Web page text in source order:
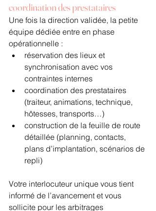
coordination des prestataires
Une fois la direction validée, la petite
équipe dédiée entre en phase
opérationnelle :
réservation des lieux et
synchronisation avec vos
contraintes internes
coordination des prestataires
(traiteur, animations, technique,
hôtesses, transports…)
construction de la feuille de route
détaillée (planning, contacts,
plans d’implantation, scénarios de
repli)
Votre interlocuteur unique vous tient
informé de l’avancement et vous
sollicite pour les arbitrages